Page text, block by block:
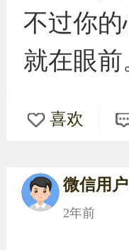
不过你
就在眼前
喜欢
微信用
2年前